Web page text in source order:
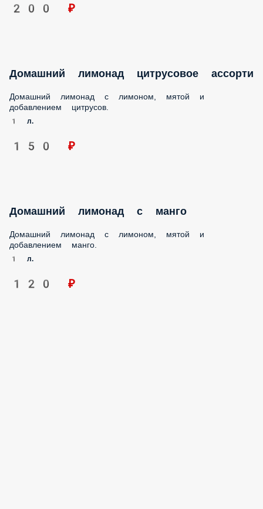
200 ₽
Домашний лимонад цитрусовое ассорти
Домашний лимонад с лимоном, мятой и
добавлением цитрусов.
1 л.
150 ₽
Домашний лимонад с манго
Домашний лимонад с лимоном, мятой и
добавлением манго.
1 л.
120 ₽